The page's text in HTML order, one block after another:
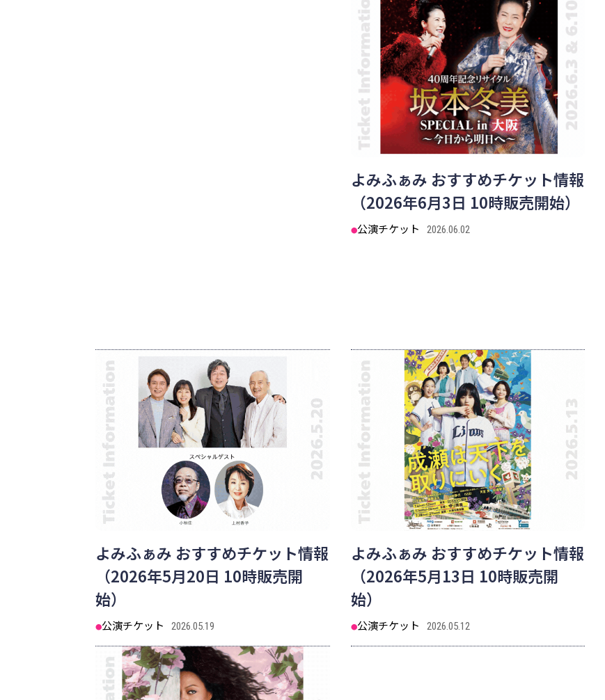
よみふぁみ おすすめチケット情報
（2026年6月3日 10時販売開始）
公演チケット 2026.06.02
よみふぁみ おすすめチケット情報
（2026年5月20日 10時販売開
始）
公演チケット 2026.05.19
よみふぁみ おすすめチケット情報
（2026年5月13日 10時販売開
始）
公演チケット 2026.05.12